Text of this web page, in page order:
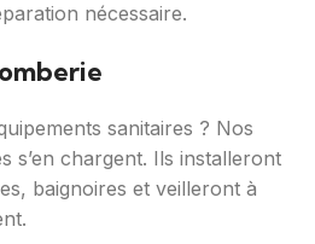
nécessaire.
sanitaires ? Nos
s’en chargent. Ils installeront
baignoires et veilleront à